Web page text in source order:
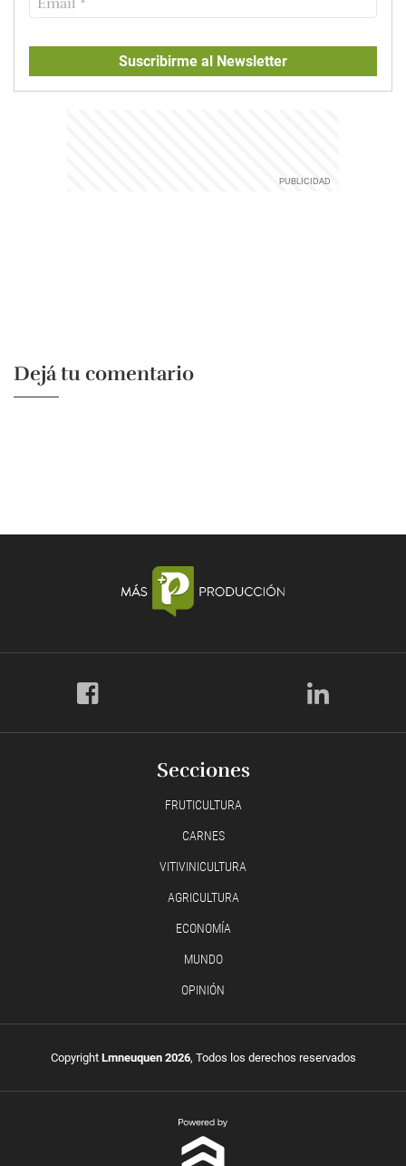
Suscribirme al Newsletter
Dejá tu comentario
Secciones
FRUTICULTURA
CARNES
VITIVINICULTURA
AGRICULTURA
ECONOMÍA
MUNDO
OPINIÓN
Copyright Lmneuquen 2026, Todos los derechos reservados